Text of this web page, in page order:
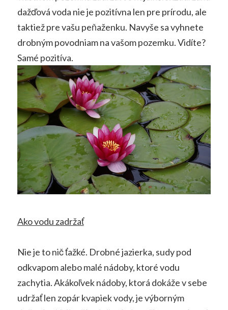
dažďová voda nie je pozitívna len pre prírodu, ale
taktiež pre vašu peňaženku. Navyše sa vyhnete
drobným povodniam na vašom pozemku. Vidíte?
Samé pozitíva.
Ako vodu zadržať
Nie je to nič ťažké. Drobné jazierka, sudy pod
odkvapom alebo malé nádoby, ktoré vodu
zachytia. Akákoľvek nádoby, ktorá dokáže v sebe
udržať len zopár kvapiek vody, je výborným